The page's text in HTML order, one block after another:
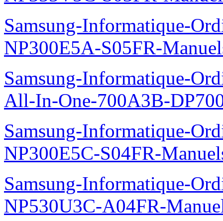
Liste des manuels APPLEListe des produits Sony Liste des produits
Manuels Utilisateurs
Samsung-Informatique-
NP355V5C-S03FR-
Samsung-Informatique-
NP300E5A-S05FR-
Samsung-Informatique-